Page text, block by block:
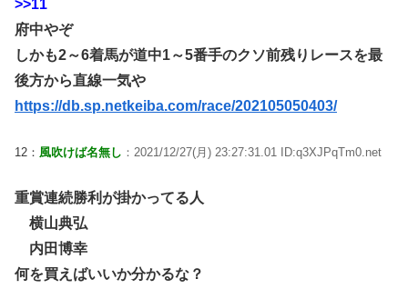
>>11
府中やぞ
しかも2～6着馬が道中1～5番手のクソ前残りレースを最
後方から直線一気や
https://db.sp.netkeiba.com/race/202105050403/
12： 風吹けば名無し ：2021/12/27(月) 23:27:31.01 ID:q3XJPqTm0.net
重賞連続勝利が掛かってる人
横山典弘
内田博幸
何を買えばいいか分かるな？